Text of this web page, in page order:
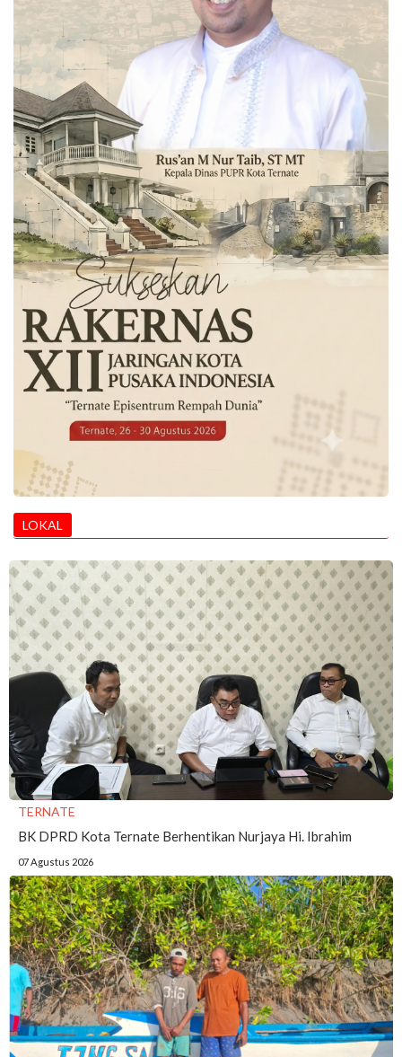
LOKAL
TERNATE
BK DPRD Kota Ternate Berhentikan Nurjaya Hi. Ibrahim
07 Agustus 2026